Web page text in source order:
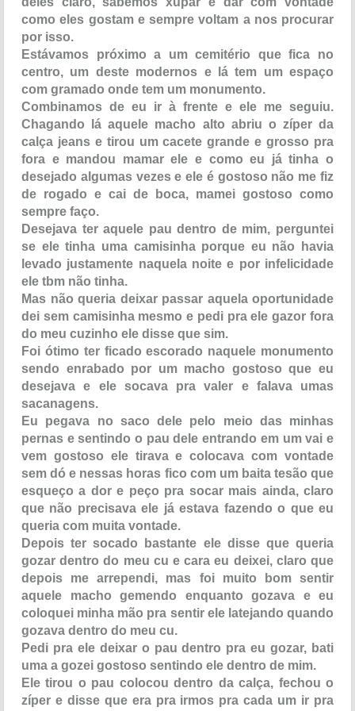
como eles gostam e sempre voltam a nos procurar
por isso.
Estávamos próximo a um cemitério que fica no
centro, um deste modernos e lá tem um espaço
com gramado onde tem um monumento.
Combinamos de eu ir à frente e ele me seguiu.
Chagando lá aquele macho alto abriu o zíper da
calça jeans e tirou um cacete grande e grosso pra
fora e mandou mamar ele e como eu já tinha o
desejado algumas vezes e ele é gostoso não me fiz
de rogado e cai de boca, mamei gostoso como
sempre faço.
Desejava ter aquele pau dentro de mim, perguntei
se ele tinha uma camisinha porque eu não havia
levado justamente naquela noite e por infelicidade
ele tbm não tinha.
Mas não queria deixar passar aquela oportunidade
dei sem camisinha mesmo e pedi pra ele gazor fora
do meu cuzinho ele disse que sim.
Foi ótimo ter ficado escorado naquele monumento
sendo enrabado por um macho gostoso que eu
desejava e ele socava pra valer e falava umas
sacanagens.
Eu pegava no saco dele pelo meio das minhas
pernas e sentindo o pau dele entrando em um vai e
vem gostoso ele tirava e colocava com vontade
sem dó e nessas horas fico com um baita tesão que
esqueço a dor e peço pra socar mais ainda, claro
que não precisava ele já estava fazendo o que eu
queria com muita vontade.
Depois ter socado bastante ele disse que queria
gozar dentro do meu cu e cara eu deixei, claro que
depois me arrependi, mas foi muito bom sentir
aquele macho gemendo enquanto gozava e eu
coloquei minha mão pra sentir ele latejando quando
gozava dentro do meu cu.
Pedi pra ele deixar o pau dentro pra eu gozar, bati
uma a gozei gostoso sentindo ele dentro de mim.
Ele tirou o pau colocou dentro da calça, fechou o
zíper e disse que era pra irmos pra cada um ir pra